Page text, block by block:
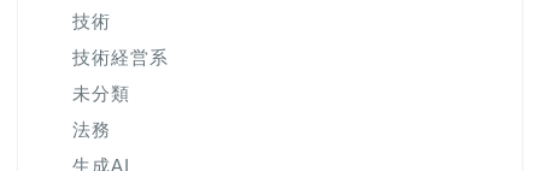
技術
技術経営系
未分類
法務
生成AI